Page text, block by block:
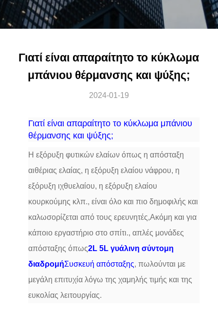
Γιατί είναι απαραίτητο το κύκλωμα
μπάνιου θέρμανσης και ψύξης;
2024-01-19
Γιατί είναι απαραίτητο το κύκλωμα μπάνιου
θέρμανσης και ψύξης;
Η εξόρυξη φυτικών ελαίων όπως η απόσταξη
αιθέριας ελαίας, η εξόρυξη ελαίου νάφρου, η
εξόρυξη ιχθυελαίου, η εξόρυξη ελαίου
κουρκούμης κλπ., είναι όλο και πιο δημοφιλής και
καλωσορίζεται από τους ερευνητές,Ακόμη και για
κάποιο εργαστήριο στο σπίτι., απλές μονάδες
απόσταξης όπως2L 5L γυάλινη σύντομη
διαδρομήΣυσκευή απόσταξης, πωλούνται με
μεγάλη επιτυχία λόγω της χαμηλής τιμής και της
ευκολίας λειτουργίας.